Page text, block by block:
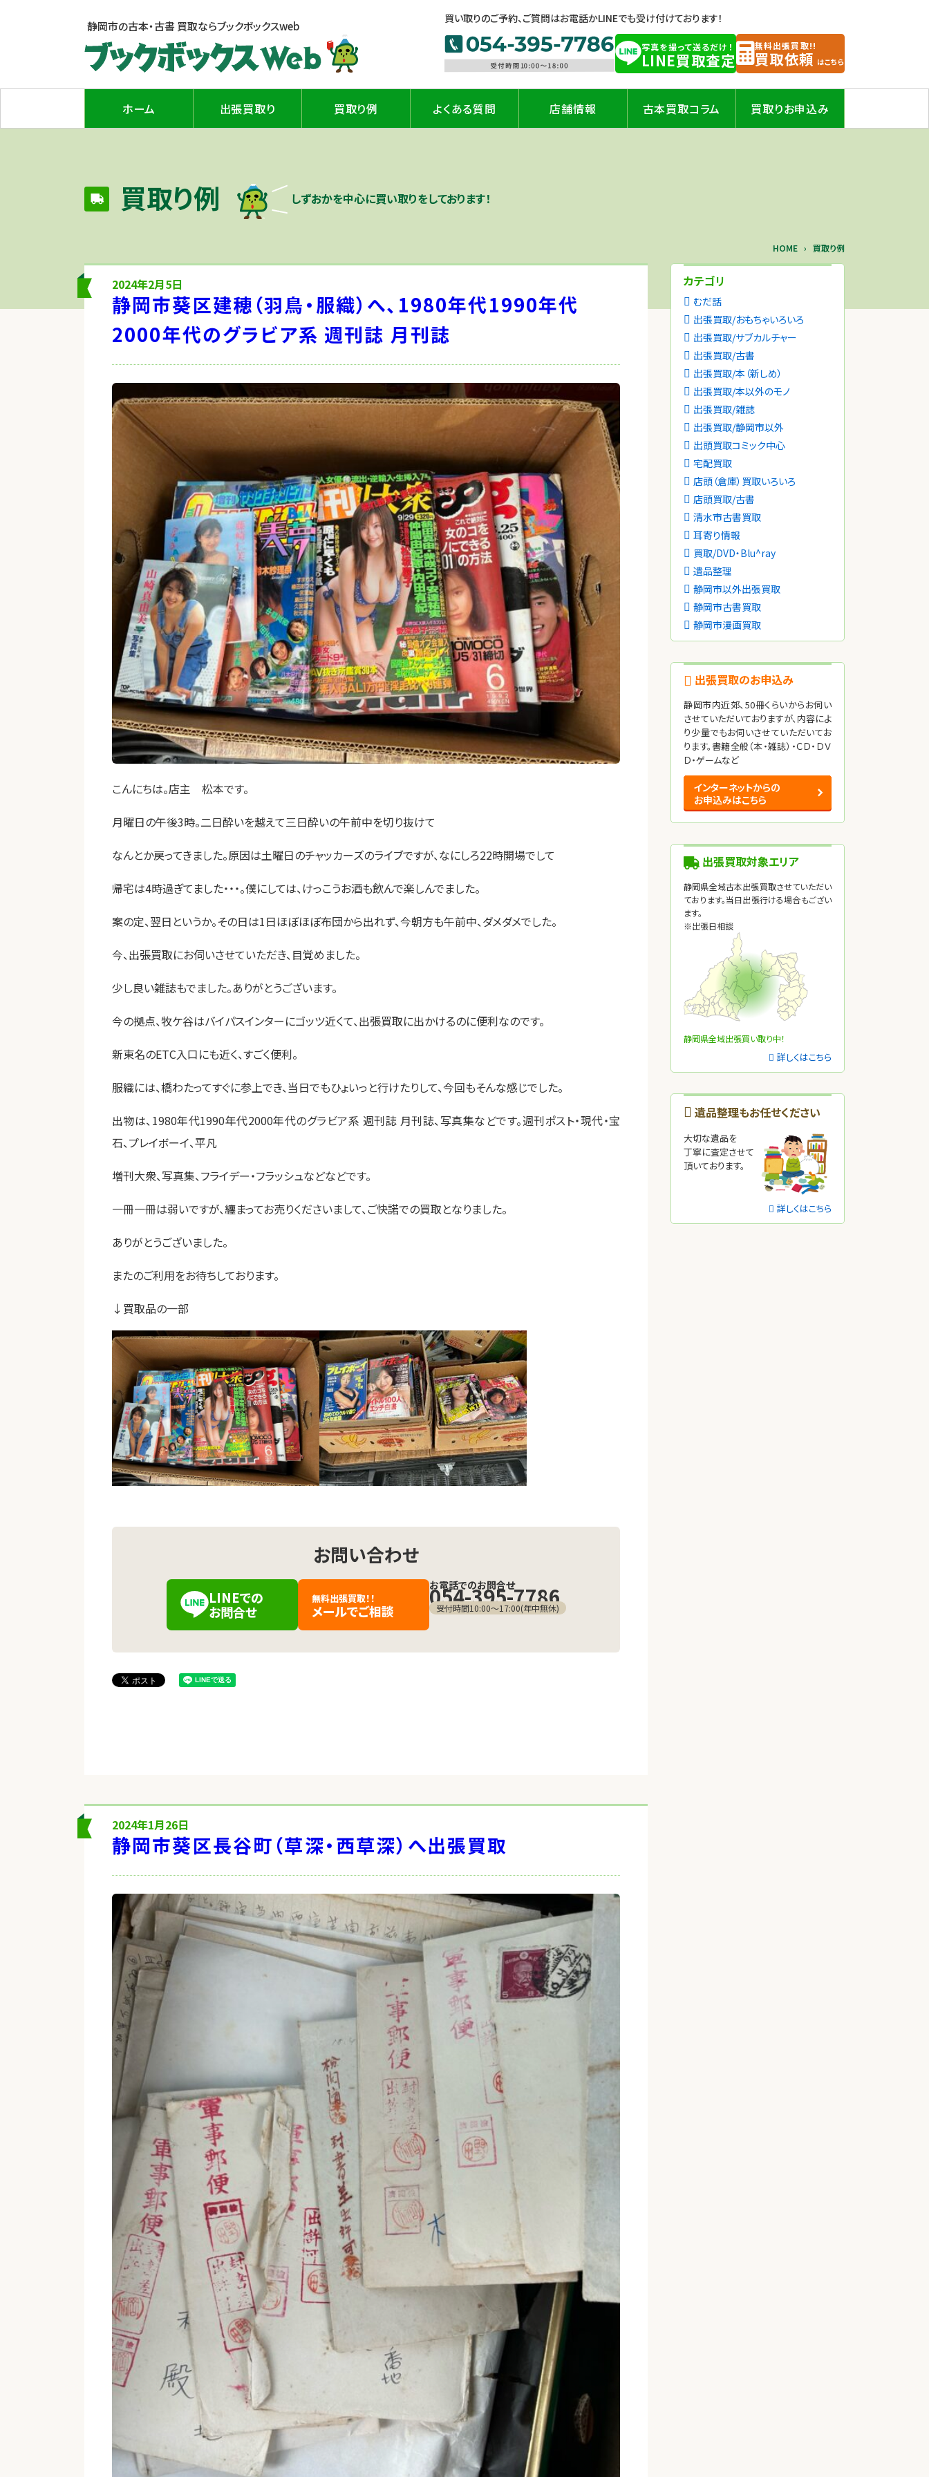
静岡市の古本・古書 買取ならブックボックスweb
買い取りのご予約、ご質問はお電話かLINEでも受け付けております！
写真を撮って送るだけ！
LINE買取査定
無料出張買取!!
買取依頼 はこちら
ホーム 出張買取り 買取り例 よくある質問 店舗情報 古本買取コラム 買取りお申込み
買取り例 しずおかを中心に買い取りをしております！
HOME 買取り例
2024年2月5日
静岡市葵区建穂（羽鳥・服織）へ、1980年代1990年代
2000年代のグラビア系 週刊誌 月刊誌
こんにちは。店主 松本です。
月曜日の午後3時。二日酔いを越えて三日酔いの午前中を切り抜けて
なんとか戻ってきました。原因は土曜日のチャッカーズのライブですが、なにしろ22時開場でして
帰宅は4時過ぎてました・・・。僕にしては、けっこうお酒も飲んで楽しんでました。
案の定、翌日というか。その日は1日ほぼほぼ布団から出れず、今朝方も午前中、ダメダメでした。
今、出張買取にお伺いさせていただき、目覚めました。
少し良い雑誌もでました。ありがとうございます。
今の拠点、牧ケ谷はバイパスインターにゴッツ近くて、出張買取に出かけるのに便利なのです。
新東名のETC入口にも近く、すごく便利。
服織には、橋わたってすぐに参上でき、当日でもひょいっと行けたりして、今回もそんな感じでした。
出物は、1980年代1990年代2000年代のグラビア系 週刊誌 月刊誌、写真集などです。週刊ポスト・現代・宝
石、プレイボーイ、平凡
増刊大衆、写真集、フライデー・フラッシュなどなどです。
一冊一冊は弱いですが、纏まってお売りくださいまして、ご快諾での買取となりました。
ありがとうございました。
またのご利用をお待ちしております。
↓買取品の一部
お問い合わせ
LINEでの
お問合せ
（新しいタブで開きます）
無料出張買取！！
メールでご相談
お電話でのお問合せ
054-395-7786
受付時間10:00〜17:00(年中無休)
2024年1月26日
静岡市葵区長谷町（草深・西草深）へ出張買取
カテゴリ
むだ話
出張買取/おもちゃいろいろ
出張買取/サブカルチャー
出張買取/古書
出張買取/本（新しめ）
出張買取/本以外のモノ
出張買取/雑誌
出張買取/静岡市以外
出頭買取コミック中心
宅配買取
店頭（倉庫）買取いろいろ
店頭買取/古書
清水市古書買取
耳寄り情報
買取/DVD・Blu^ray
遺品整理
静岡市以外出張買取
静岡市古書買取
静岡市漫画買取
出張買取のお申込み
静岡市内近郊、50冊くらいからお伺い
させていただいておりますが、内容によ
り少量でもお伺いさせていただいてお
ります。書籍全般（本・雑誌）・ＣＤ・ＤＶ
Ｄ・ゲームなど
インターネットからの
お申込みはこちら
出張買取対象エリア
静岡県全域古本出張買取させていただい
ております。当日出張行ける場合もござい
ます。
※出張日相談
静岡県全域出張買い取り中！
詳しくはこちら
遺品整理もお任せください
大切な遺品を
丁寧に査定させて
頂いております。
詳しくはこちら